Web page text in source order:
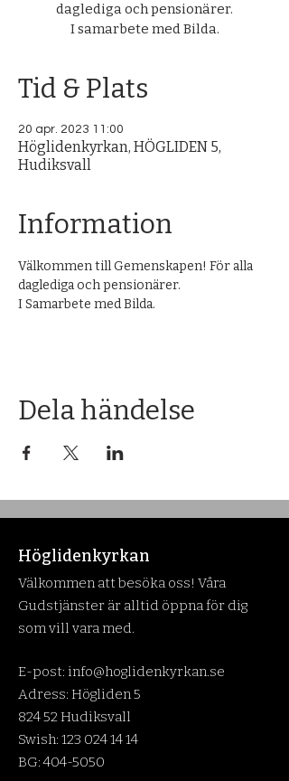
daglediga och pensionärer.
I samarbete med Bilda.
Tid & Plats
20 apr. 2023 11:00
Höglidenkyrkan, HÖGLIDEN 5,
Hudiksvall
Information
Välkommen till Gemenskapen! För alla
daglediga och pensionärer.
I Samarbete med Bilda.
Dela händelse
Höglidenkyrkan
Välkommen att besöka oss! Våra
Gudstjänster är alltid öppna för dig
som vill vara med.
E-post: info@hoglidenkyrkan.se
Adress: Högliden 5
824 52 Hudiksvall
Swish: 123 024 14 14
BG:404-5050